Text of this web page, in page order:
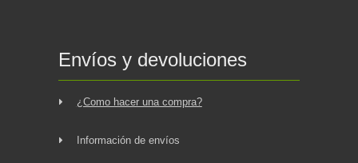
Envíos y devoluciones
¿Como hacer una compra?
Información de envíos